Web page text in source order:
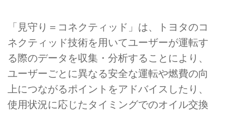
「見守り＝コネクティッド」は、トヨタのコ
ネクティッド技術を用いてユーザーが運転す
る際のデータを収集・分析することにより、
ユーザーごとに異なる安全な運転や燃費の向
上につながるポイントをアドバイスしたり、
使用状況に応じたタイミングでのオイル交換